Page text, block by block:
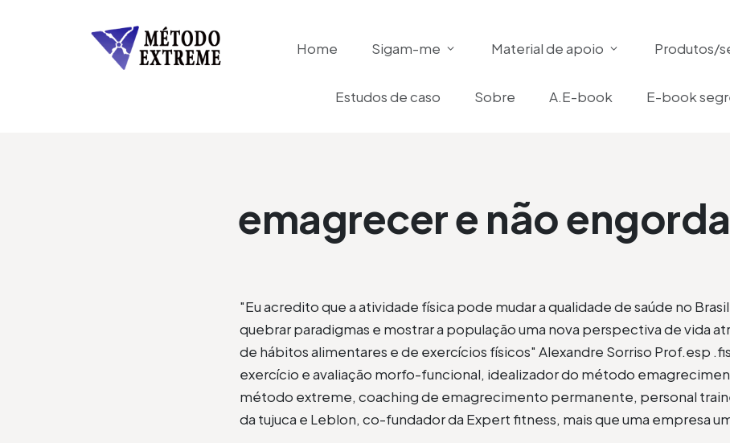
Home Sigam-me Material de apoio Produtos/
Estudos de caso Sobre A.E-book E-book
emagrecer e não
"Eu acredito que a atividade física pode mudar a qualidade de saúde no
quebrar paradigmas e mostrar a população uma nova perspectiva de vida
de hábitos alimentares e de exercícios físicos" Alexandre Sorriso Prof.esp
exercício e avaliação morfo-funcional, idealizador do método
método extreme, coaching de emagrecimento permanente, personal
da tujuca e Leblon, co-fundador da Expert fitness, mais que uma empresa